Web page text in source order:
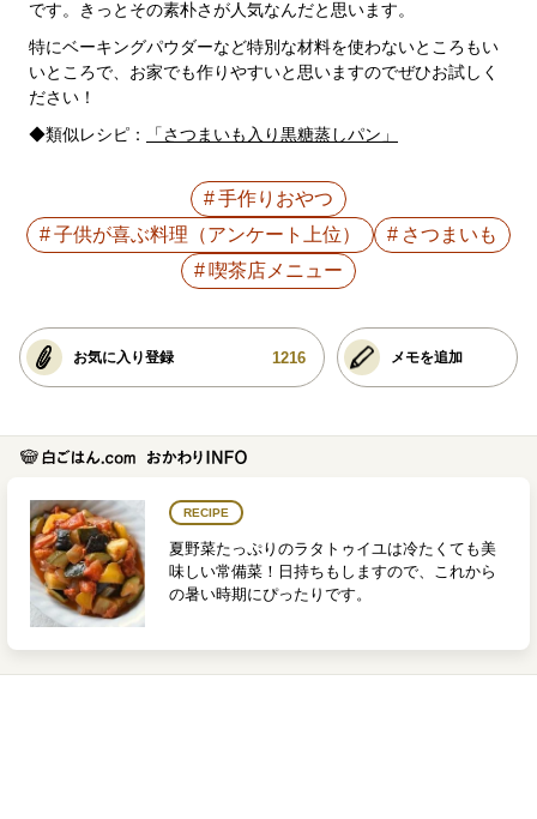
です。きっとその素朴さが人気なんだと思います。
特にベーキングパウダーなど特別な材料を使わないところもい
いところで、お家でも作りやすいと思いますのでぜひお試しく
ださい！
◆類似レシピ：
「さつまいも入り黒糖蒸しパン」
手作りおやつ
子供が喜ぶ料理（アンケート上位）
さつまいも
喫茶店メニュー
お気に入り登録 1216 メモを追加
RECIPE
夏野菜たっぷりのラタトゥイユは冷たくても美
味しい常備菜！日持ちもしますので、これから
の暑い時期にぴったりです。